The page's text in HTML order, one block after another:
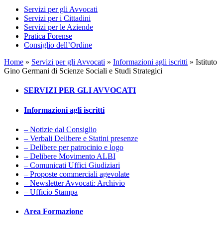
Servizi per gli Avvocati
Servizi per i Cittadini
Servizi per le Aziende
Pratica Forense
Consiglio dell’Ordine
Home » Servizi per gli Avvocati » Informazioni agli iscritti » Istituto
Gino Germani di Scienze Sociali e Studi Strategici
SERVIZI PER GLI AVVOCATI
Informazioni agli iscritti
– Notizie dal Consiglio
– Verbali Delibere e Statini presenze
– Delibere per patrocinio e logo
– Delibere Movimento ALBI
– Comunicati Uffici Giudiziari
– Proposte commerciali agevolate
– Newsletter Avvocati: Archivio
– Ufficio Stampa
Area Formazione